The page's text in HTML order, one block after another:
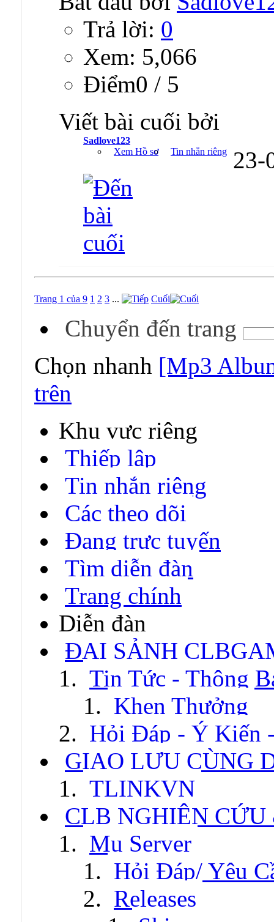
Trả lời: 0
Xem: 5,066
Ðiểm0 / 5
Viết bài cuối bởi
Sadlove123
Xem Hồ sơ
Tin nhắn riêng 23-
Trang 1 của 9 1 2 3 ... Cuối
Chuyển đến trang
Chọn nhanh [Mp3
trên
Khu vực riêng
Thiếp lập
Tin nhắn riêng
Các theo dõi
Đang trực tuyến
Tìm diễn đàn
Trang chính
Diễn đàn
ĐẠI SẢNH
Tin Tức - Thông
Khen Thưởng
Hỏi Đáp - Ý Kiến
GIAO LƯU CÙNG
TLINKVN
CLB NGHIÊN
Mu Server
Hỏi Đáp/ Yêu
Releases